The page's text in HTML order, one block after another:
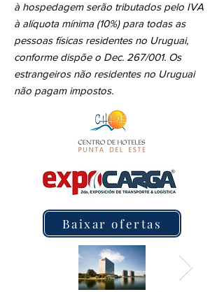
à hospedagem serão tributados pelo IVA
à alíquota mínima (10%) para todas as
pessoas físicas residentes no Uruguai,
conforme dispõe o Dec. 267/001. Os
estrangeiros não residentes no Uruguai
não pagam impostos.
Baixar ofertas